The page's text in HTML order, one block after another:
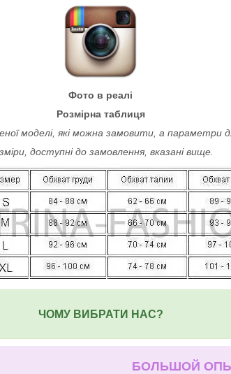
Фото в реалі
Розмірна таблиця
моделі, які можна замовити, а параметри
доступні до замовлення, вказані вище.
ЧОМУ ВИБРАТИ НАС?
БОЛЬШОЙ